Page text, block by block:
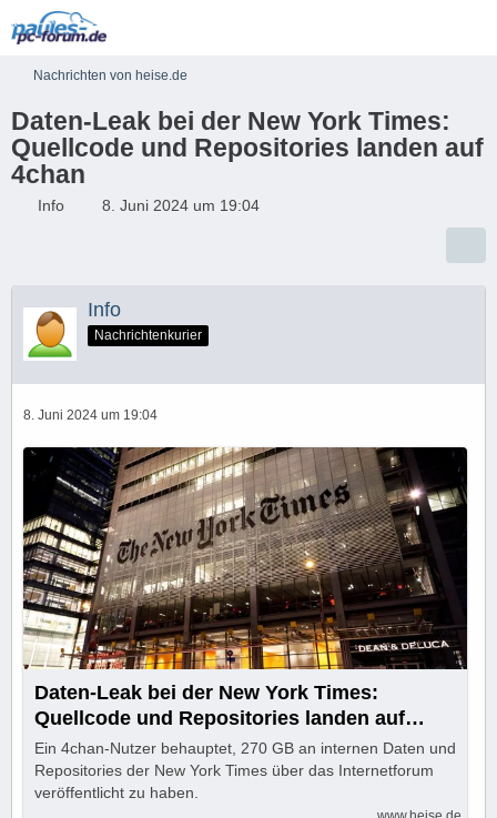
Nachrichten von heise.de
Daten-Leak bei der New York Times:
Quellcode und Repositories landen auf
4chan
Info 8. Juni 2024 um 19:04
Info
Nachrichtenkurier
8. Juni 2024 um 19:04
Daten-Leak bei der New York Times:
Quellcode und Repositories landen auf
4chan
Ein 4chan-Nutzer behauptet, 270 GB an internen Daten und
Repositories der New York Times über das Internetforum
veröffentlicht zu haben.